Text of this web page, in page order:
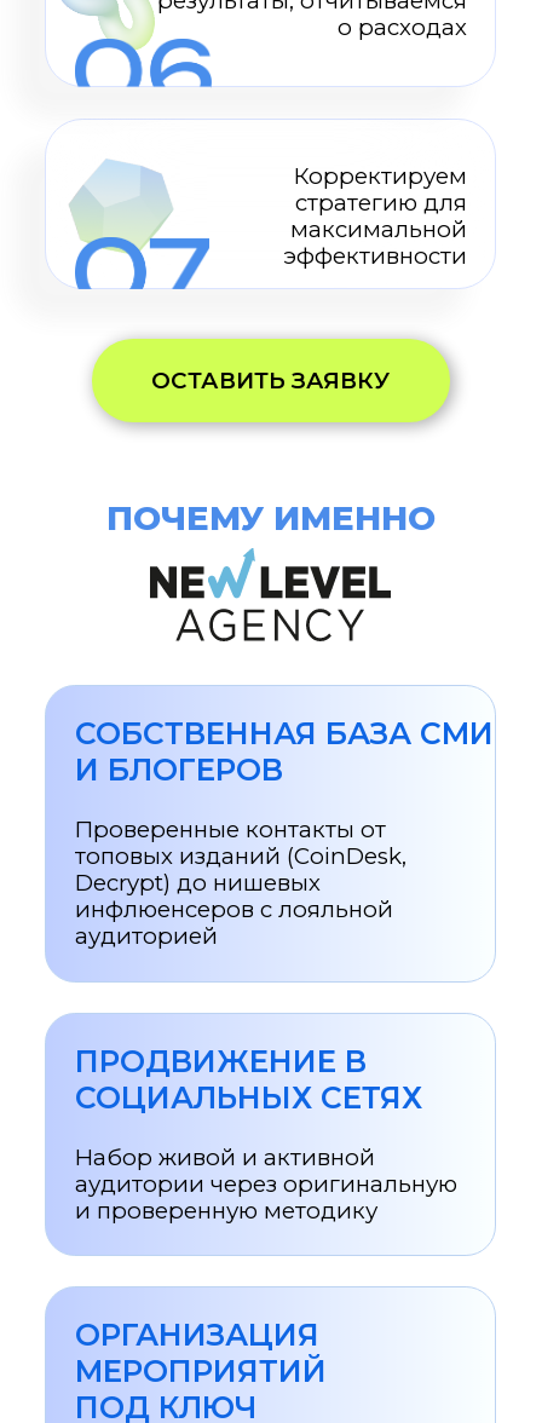
FUTURUM
которые у нас были. Команда тонко
чувствует нашу нишу, погружается в
детали, предлагает идеи с настоящим
смыслом и креативной смелостью.
звучать ярче и увереннее.
уже не может быть ниже!
одно удовольствие! Мы ещё не
встречали команды более
профессиональной, ответственной и
креативной. Вы блестяще
наш заказ был выполнен на 200%, а
результат не только полностью
оправдал, но и даже превзошёл наши
ENCRY
FOUNDATION
Обратились в агентство New Level с
проектам, но получили даже больше.
На протяжении всей совместной
работы команда была на связи,
оперативно реагировала на запросы,
адаптировала концепции под
меняющийся рынок и предлагала не
учла наши пожелания и идеи, но еще
дня чувствовалось, что ориентир у нас
один — добиться максимально
эффективного результата.
ПОМОГАЕМ ПРОЕКТАМ
СТАНОВИТЬСЯ ГРОМКИМИ